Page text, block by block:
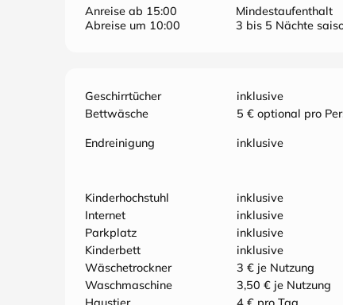
Anreise ab 15:00
Abreise um 10:00
Mindestaufenthalt
3 bis 5 Nächte
Geschirrtücher
inklusive
Bettwäsche
5 € optional pro
Endreinigung inklusive
Kinderhochstuhl
inklusive
Internet
inklusive
Parkplatz
inklusive
Kinderbett
inklusive
Wäschetrockner
3 € je Nutzung
Waschmaschine
3,50 € je Nutzung